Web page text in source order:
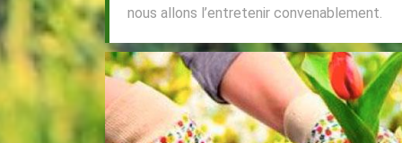
nous allons l’entretenir convenablement.